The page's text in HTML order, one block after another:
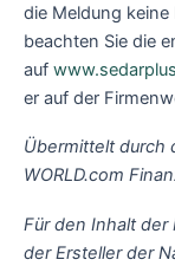
die Meldung
beachten Sie die
auf
er auf der
Übermittelt durch
WORLD.com
Für den Inhalt der
der Ersteller der